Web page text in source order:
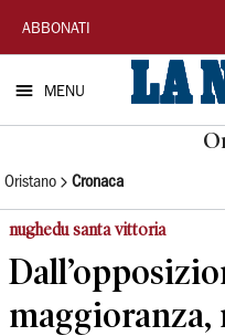
La
Nuova
Sardegna
ABBONATI
MENU
Oristano Cronaca
nughedu santa vittoria
maggioranza,